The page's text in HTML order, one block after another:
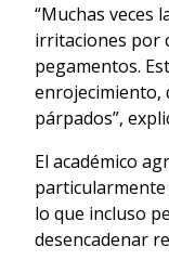
“Muchas veces
irritaciones por
pegamentos.
enrojecimiento,
párpados”,
El académico
lo que incluso
desencadenar